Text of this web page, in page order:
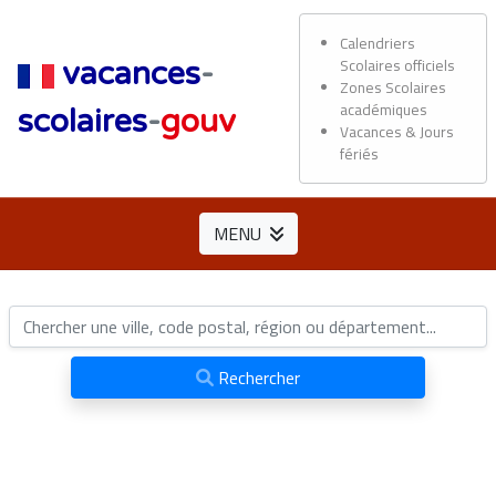
vacances-
scolaires-gouv
Calendriers
Scolaires officiels
Zones Scolaires
académiques
Vacances & Jours
fériés
MENU
Rechercher